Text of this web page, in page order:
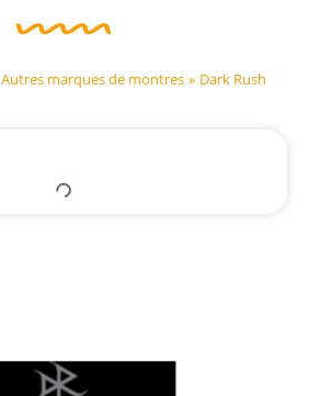
Autres marques de montres » Dark Rush